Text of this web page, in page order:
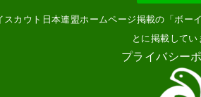
カウト日本連盟ホームページ掲載の「ボー
とに掲載してい
プライバシー